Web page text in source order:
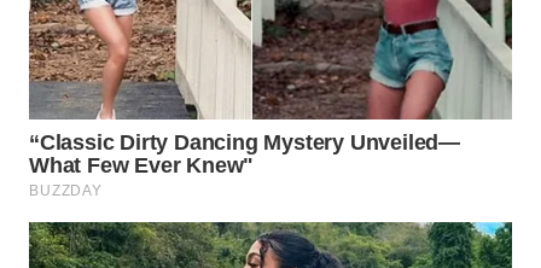
WAHANANEWS
NET
WAHANA
SPORT
WAHANA